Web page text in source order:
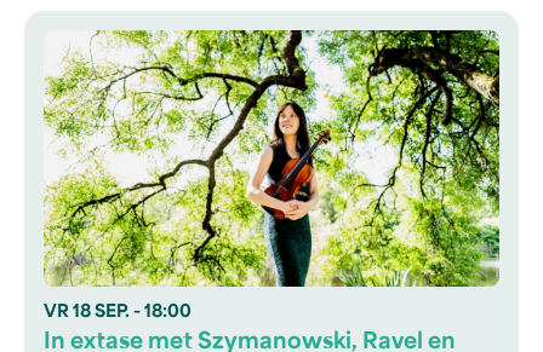
VR 18 SEP. - 18:00
In extase met Szymanowski, Ravel en